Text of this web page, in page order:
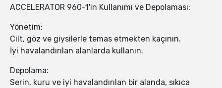
ACCELERATOR 960-1'in Kullanımı ve Depolaması:
Yönetim:
Cilt, göz ve giysilerle temas etmekten kaçının.
İyi havalandırılan alanlarda kullanın.
Depolama:
Serin, kuru ve iyi havalandırılan bir alanda, sıkıca